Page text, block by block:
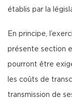
établis par la
En principe,
présente section
pourront être
les coûts de
transmission de